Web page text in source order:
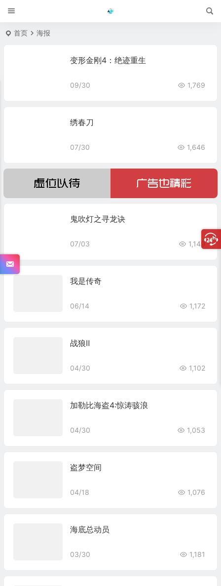
首页 海报
变形金刚4：绝迹重生
09/30 1,769
绣春刀
07/30 1,646
鬼吹灯之寻龙诀
07/03 1,149
我是传奇
06/14 1,172
战狼Ⅱ
04/30 1,102
加勒比海盗4:惊涛骇浪
04/30 1,053
盗梦空间
04/18 1,076
海底总动员
03/30 1,181